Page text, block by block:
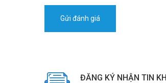
*** Xem thêm:Các bước cấu hình
bị Wi-Fi của bạn.ĐĂNG KÝ NHẬN TIN